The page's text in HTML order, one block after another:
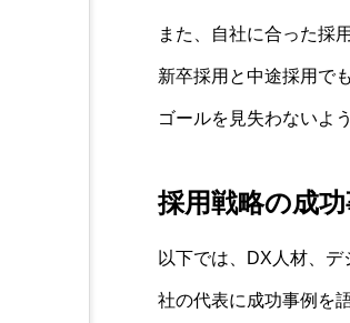
また、自社に合った採
新卒採用と中途採用で
ゴールを見失わないよ
採用戦略の成
以下では、DX人材、
社の代表に成功事例を